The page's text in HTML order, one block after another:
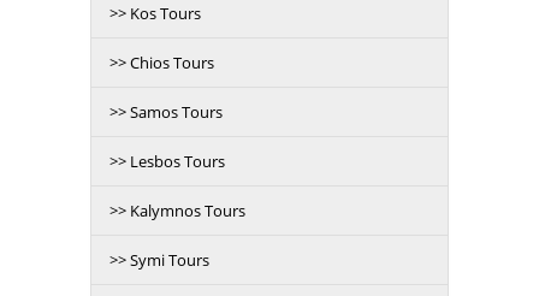
>> Kos Tours
>> Chios Tours
>> Samos Tours
>> Lesbos Tours
>> Kalymnos Tours
>> Symi Tours